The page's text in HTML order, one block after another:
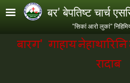
Skip to main content
बर' बेपतिष्ट चार्च
"सिकां आरो लुकां"
बारग' गाहायनेहाथारिनि
रादाब